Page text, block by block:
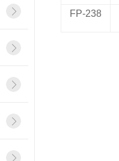
FP-238